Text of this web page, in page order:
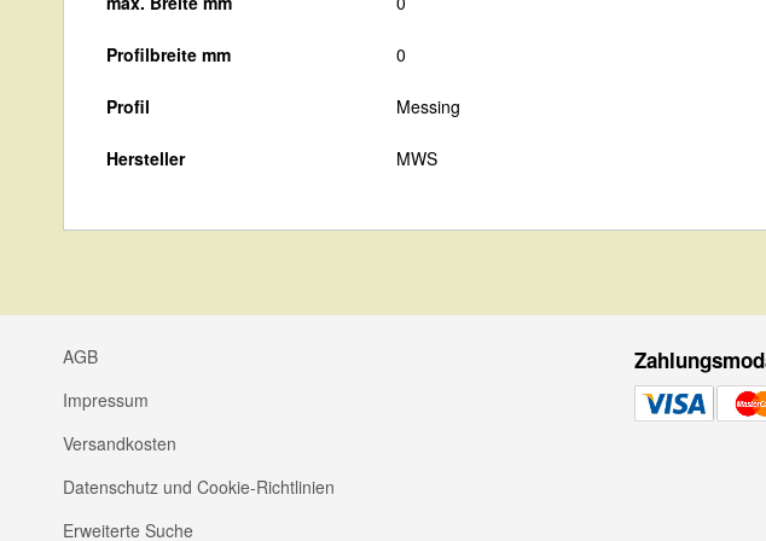
Profilbreite mm 0
Profil Messing
Hersteller MWS
AGB
Impressum
Versandkosten
Datenschutz und Cookie-Richtlinien
Erweiterte Suche